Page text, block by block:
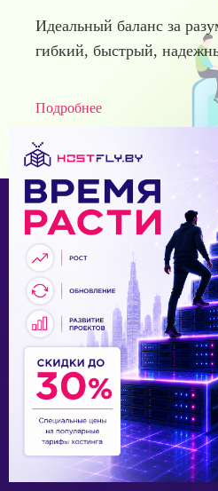
Идеальный баланс за
гибкий, быстрый,
Подробнее
Почему нам
+375 17